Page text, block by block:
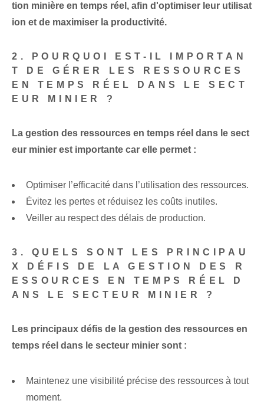
tion minière en temps réel, afin d'optimiser leur utilisat
ion et de maximiser la productivité.
2. POURQUOI EST-IL IMPORTAN
T DE GÉRER LES RESSOURCES
EN TEMPS RÉEL DANS LE SECT
EUR MINIER ?
La gestion des ressources en temps réel dans le sect
eur minier est importante car elle permet :
Optimiser l’efficacité dans l’utilisation des ressources.
Évitez les pertes et réduisez les coûts inutiles.
Veiller au respect des délais de production.
3. QUELS SONT LES PRINCIPAU
X DÉFIS DE LA GESTION DES R
ESSOURCES EN TEMPS RÉEL D
ANS LE SECTEUR MINIER ?
Les principaux défis de la gestion des ressources en
temps réel dans le secteur minier sont :
Maintenez une visibilité précise des ressources à tout
moment.